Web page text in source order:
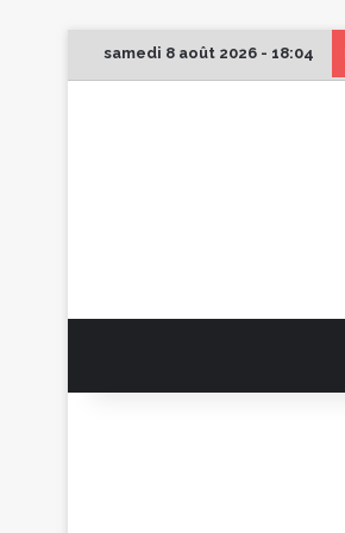
samedi 8 août 2026 - 18:04